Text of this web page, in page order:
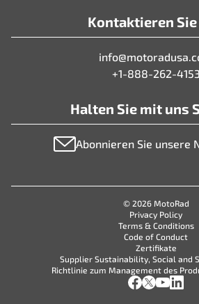
Kontaktieren
+1-888-262-4153
Halten Sie mit uns
Abonnieren Sie unsere
© 2026 MotoRad
Privacy Policy
Terms & Conditions
Code of Conduct
Zertifikate
Supplier Sustainability, Social and
Richtlinie zum Management des